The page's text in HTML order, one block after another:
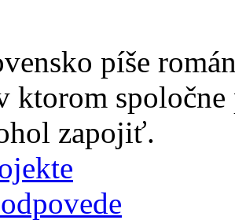
píše
ktorom
zapojiť.